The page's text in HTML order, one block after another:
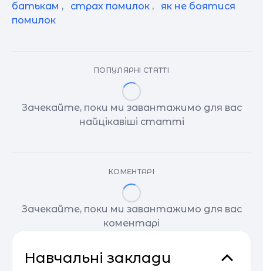
батькам , страх помилок ,
як не боятися
помилок
ПОПУЛЯРНІ СТАТТІ
Зачекайте, поки ми завантажимо для вас
найцікавіші статті
КОМЕНТАРІ
Зачекайте, поки ми завантажимо для вас
коментарі
Навчальні заклади